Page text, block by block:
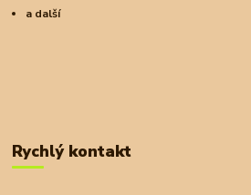
a další
Rychlý kontakt